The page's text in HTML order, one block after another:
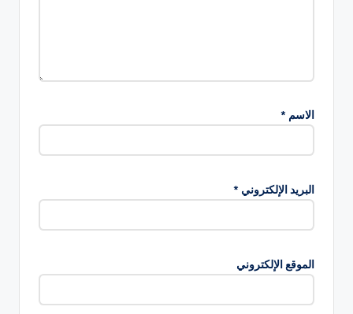
الاسم *
البريد الإلكتروني *
الموقع الإلكتروني